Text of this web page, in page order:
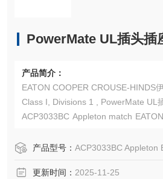
PowerMate UL插头插
产品简介：
EATON COOPER CROUSE-HINDS
Class I, Divisions 1 ,
ACP3033BC Appleton match
EATON CROUSE-HINDS总代理-
产品型号： ACP3033BC Appleton
更新时间： 2025-11-25